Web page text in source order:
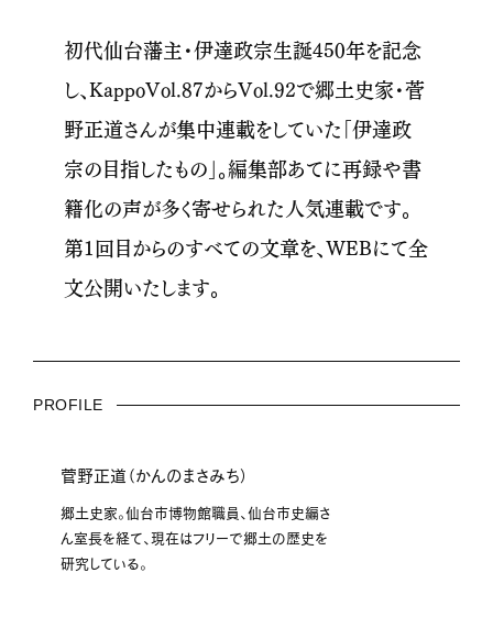
初代仙台藩主・伊達政宗生誕450年を記念
し、KappoVol.87からVol.92で郷土史家・菅
野正道さんが集中連載をしていた「伊達政
宗の目指したもの」。編集部あてに再録や書
籍化の声が多く寄せられた人気連載です。
第1回目からのすべての文章を、WEBにて全
文公開いたします。
PROFILE
菅野正道（かんのまさみち）
郷土史家。仙台市博物館職員、仙台市史編さ
ん室長を経て、現在はフリーで郷土の歴史を
研究している。